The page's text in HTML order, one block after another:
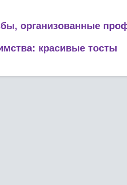
организованные
красивые тосты